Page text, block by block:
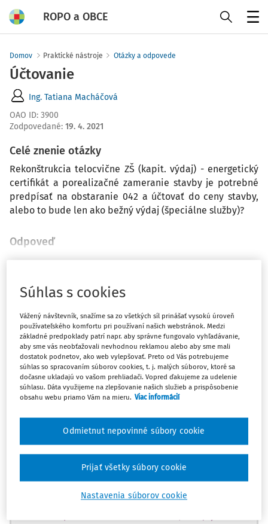
ROPO a OBCE
Domov Praktické nástroje Otázky a odpovede
Účtovanie
Ing. Tatiana Macháčová
OAO ID: 3900
Zodpovedané: 19. 4. 2021
Celé znenie otázky
Rekonštrukcia telocvične ZŠ (kapit. výdaj) - energetický
certifikát a porealizačné zameranie stavby je potrebné
predpísať na obstaranie 042 a účtovať do ceny stavby,
alebo to bude len ako bežný výdaj (špeciálne služby)?
Odpoveď
Tento dokument je len pre
predplatiteľov Ropo a obce VIP.
predplatného.
Obsah predplatného Ropo a obce Expert
Odborné články z oblastí: stavebný úrad,
Súhlas s cookies
Vážený návštevník, snažíme sa zo všetkých síl prinášať vysokú úroveň
používateľského komfortu pri používaní našich webstránok. Medzi
základné predpoklady patrí napr. aby správne fungovalo vyhľadávanie,
aby sme vás neobťažovali nevhodnou reklamou alebo aby sme mali
dostatok podnetov, ako web vylepšovať. Preto od Vás potrebujeme
súhlas so spracovaním súborov cookies, t. j. malých súborov, ktoré sa
dočasne ukladajú vo vašom prehliadači. Vopred ďakujeme za udelenie
súhlasu. Dáta využijeme na zlepšovanie našich služieb a prispôsobenie
obsahu webu priamo Vám na mieru. Viac informácií
Nastavenia súborov cookie
Odmietnut nepovinné súbory cookie
Prijať všetky súbory cookie